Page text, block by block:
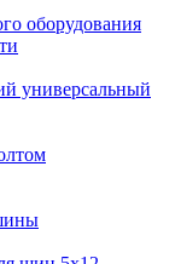
оборудования
универсальный